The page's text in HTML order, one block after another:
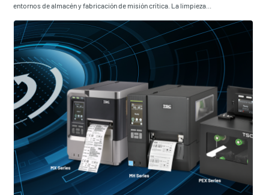
entornos de almacén y fabricación de misión crítica. La limpieza...